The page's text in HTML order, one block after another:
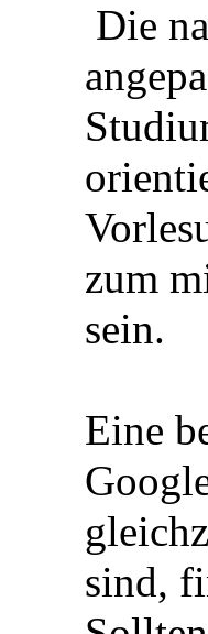
Die
zum
sein.
Eine
sind,